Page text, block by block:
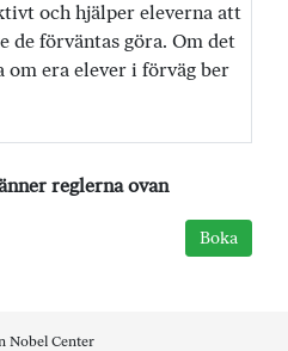
och hjälper eleverna att
de förväntas göra. Om det
om era elever i förväg ber
reglerna ovan
Nobel Center